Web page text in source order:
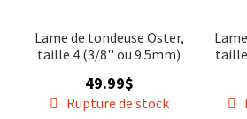
Lame de tondeuse Oster,
taille 4 (3/8'' ou 9.5mm)
49.99$
Rupture de stock